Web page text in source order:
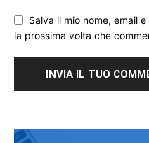
Salva il mio nome, email
la prossima volta che